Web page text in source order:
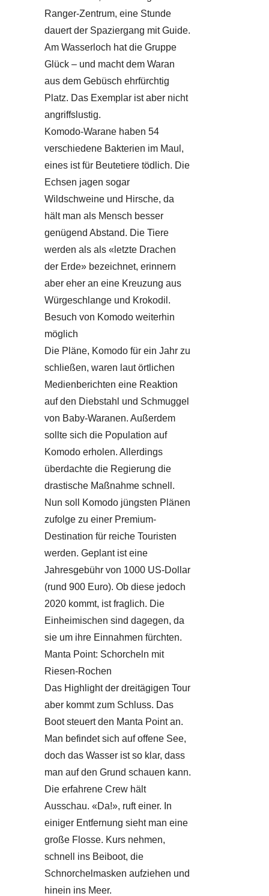
Ranger-Zentrum, eine Stunde
dauert der Spaziergang mit Guide.
Am Wasserloch hat die Gruppe
Glück – und macht dem Waran
aus dem Gebüsch ehrfürchtig
Platz. Das Exemplar ist aber nicht
angriffslustig.
Komodo-Warane haben 54
verschiedene Bakterien im Maul,
eines ist für Beutetiere tödlich. Die
Echsen jagen sogar
Wildschweine und Hirsche, da
hält man als Mensch besser
genügend Abstand. Die Tiere
werden als als «letzte Drachen
der Erde» bezeichnet, erinnern
aber eher an eine Kreuzung aus
Würgeschlange und Krokodil.
Besuch von Komodo weiterhin
möglich
Die Pläne, Komodo für ein Jahr zu
schließen, waren laut örtlichen
Medienberichten eine Reaktion
auf den Diebstahl und Schmuggel
von Baby-Waranen. Außerdem
sollte sich die Population auf
Komodo erholen. Allerdings
überdachte die Regierung die
drastische Maßnahme schnell.
Nun soll Komodo jüngsten Plänen
zufolge zu einer Premium-
Destination für reiche Touristen
werden. Geplant ist eine
Jahresgebühr von 1000 US-Dollar
(rund 900 Euro). Ob diese jedoch
2020 kommt, ist fraglich. Die
Einheimischen sind dagegen, da
sie um ihre Einnahmen fürchten.
Manta Point: Schorcheln mit
Riesen-Rochen
Das Highlight der dreitägigen Tour
aber kommt zum Schluss. Das
Boot steuert den Manta Point an.
Man befindet sich auf offene See,
doch das Wasser ist so klar, dass
man auf den Grund schauen kann.
Die erfahrene Crew hält
Ausschau. «Da!», ruft einer. In
einiger Entfernung sieht man eine
große Flosse. Kurs nehmen,
schnell ins Beiboot, die
Schnorchelmasken aufziehen und
hinein ins Meer.